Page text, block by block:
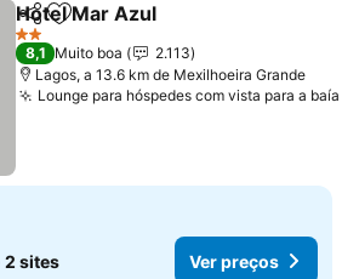
PartilharAdicionar aos favoritos
Hotel Mar Azul
2 Estrelas
8,1 Muito boa
2.113
Lagos, a 13.6 km de Mexilhoeira Grande
Lounge para hóspedes com vista para a baía
2 sites Ver preços